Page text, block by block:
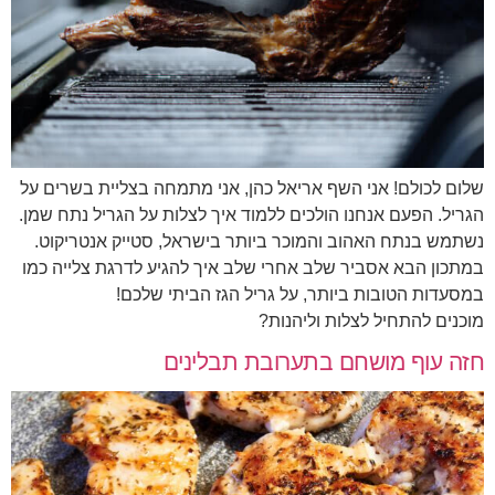
שלום לכולם! אני השף אריאל כהן, אני מתמחה בצליית בשרים על
הגריל. הפעם אנחנו הולכים ללמוד איך לצלות על הגריל נתח שמן.
נשתמש בנתח האהוב והמוכר ביותר בישראל, סטייק אנטריקוט.
במתכון הבא אסביר שלב אחרי שלב איך להגיע לדרגת צלייה כמו
במסעדות הטובות ביותר, על גריל הגז הביתי שלכם!
מוכנים להתחיל לצלות וליהנות?
חזה עוף מושחם בתערובת תבלינים